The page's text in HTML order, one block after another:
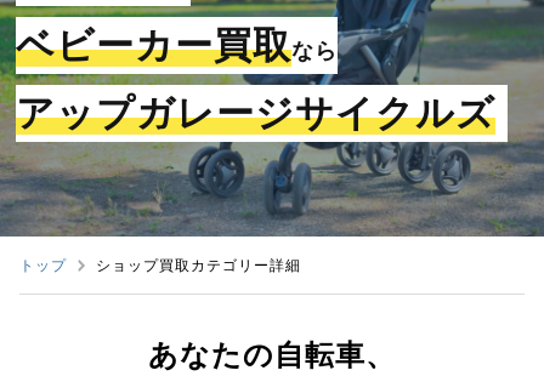
ベビーカー買取なら
アップガレージサイクルズ
トップ ショップ買取カテゴリー詳細
あなたの自転車、